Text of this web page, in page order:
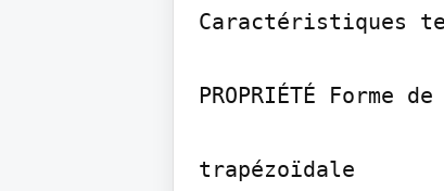
Caractéristiques
PROPRIÉTÉ Forme
trapézoïdale